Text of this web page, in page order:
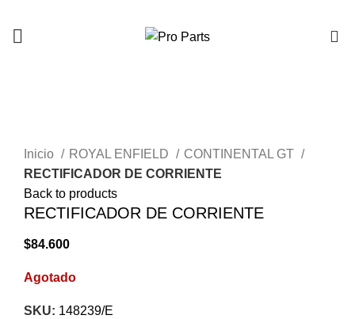
Inicio
ROYAL ENFIELD
CONTINENTAL GT
RECTIFICADOR DE CORRIENTE
Back to products
RECTIFICADOR DE CORRIENTE
$84.600
Agotado
SKU: 148239/E